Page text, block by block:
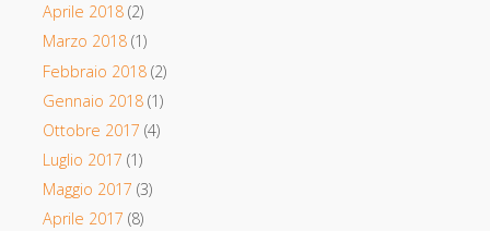
Aprile 2018(2)
Marzo 2018(1)
Febbraio 2018(2)
Gennaio 2018(1)
Ottobre 2017 (4)
Luglio 2017 (1)
Maggio 2017 (3)
Aprile 2017 (8)